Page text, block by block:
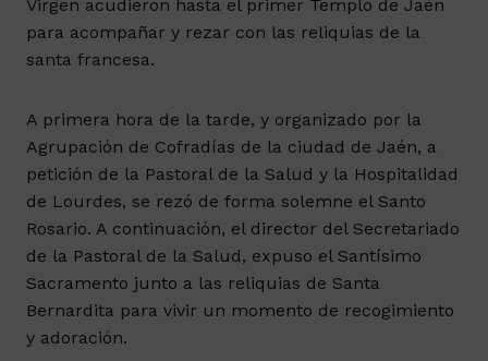
Virgen acudieron hasta el primer Templo de Jaén
para acompañar y rezar con las reliquias de la
santa francesa.
A primera hora de la tarde, y organizado por la
Agrupación de Cofradías de la ciudad de Jaén, a
petición de la Pastoral de la Salud y la Hospitalidad
de Lourdes, se rezó de forma solemne el Santo
Rosario. A continuación, el director del Secretariado
de la Pastoral de la Salud, expuso el Santísimo
Sacramento junto a las reliquias de Santa
Bernardita para vivir un momento de recogimiento
y adoración.